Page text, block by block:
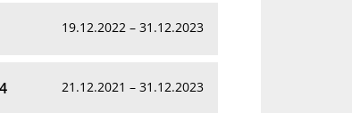
19.12.2022 – 31.12.2023
21.12.2021 – 31.12.2023